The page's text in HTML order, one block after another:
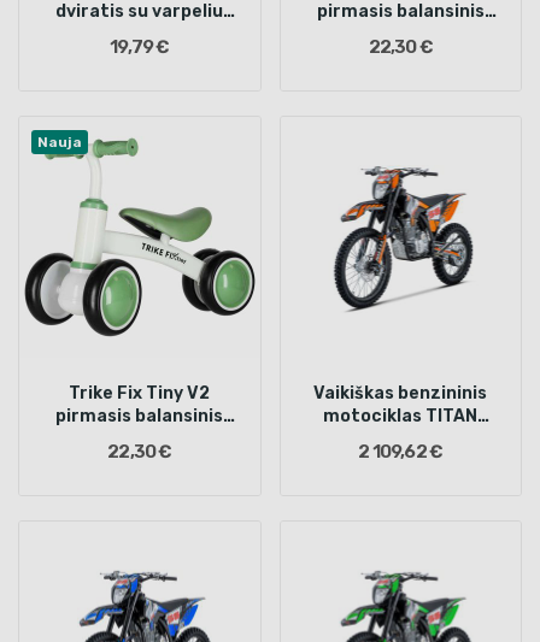
dviratis su varpeliu
19,79 €
pirmasis balansinis
22,30 €
Nauja
Trike Fix Tiny V2
pirmasis balansinis
žalias
22,30 €
Vaikiškas benzininis
motociklas TITAN
2 109,62 €